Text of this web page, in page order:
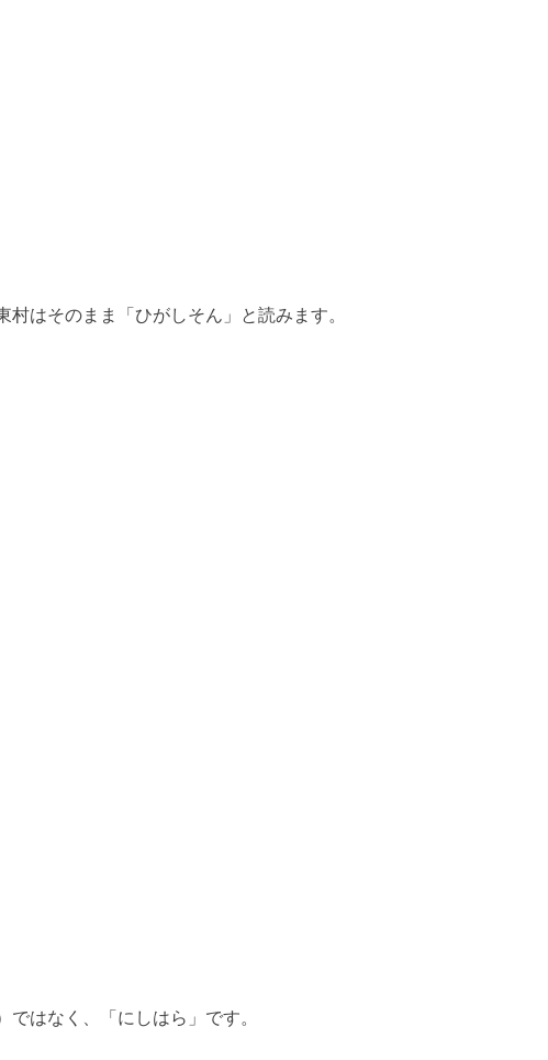
はそのまま「ひがしそん」と読みます。
はなく、「にしはら」です。